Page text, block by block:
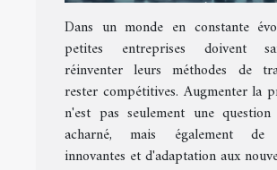
productivité des
entreprises
Dans un monde en constante
petites entreprises doivent
réinventer leurs méthodes de
rester compétitives. Augmenter la
n'est pas seulement une
acharné, mais également de
innovantes et d'adaptation aux